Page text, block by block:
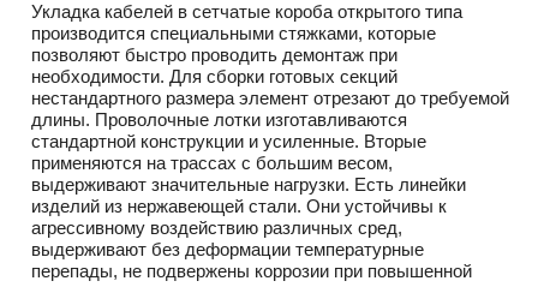
Укладка кабелей в сетчатые короба открытого типа
производится специальными стяжками, которые
позволяют быстро проводить демонтаж при
необходимости. Для сборки готовых секций
нестандартного размера элемент отрезают до требуемой
длины. Проволочные лотки изготавливаются
стандартной конструкции и усиленные. Вторые
применяются на трассах с большим весом,
выдерживают значительные нагрузки. Есть линейки
изделий из нержавеющей стали. Они устойчивы к
агрессивному воздействию различных сред,
выдерживают без деформации температурные
перепады, не подвержены коррозии при повышенной